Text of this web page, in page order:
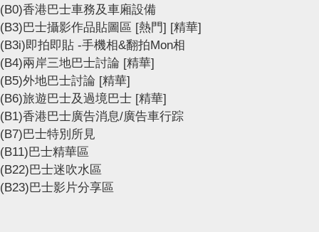
(B0)香港巴士車務及車廂設備
(B3)巴士攝影作品貼圖區 [熱門] [精華]
(B3i)即拍即貼 -手機相&翻拍Mon相
(B4)兩岸三地巴士討論 [精華]
(B5)外地巴士討論 [精華]
(B6)旅遊巴士及過境巴士 [精華]
(B1)香港巴士廣告消息/廣告車行踪
(B7)巴士特別所見
(B11)巴士精華區
(B22)巴士迷吹水區
(B23)巴士影片分享區